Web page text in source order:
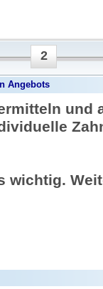
2
Angebots
und
wichtig.